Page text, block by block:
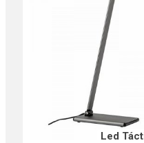
Led